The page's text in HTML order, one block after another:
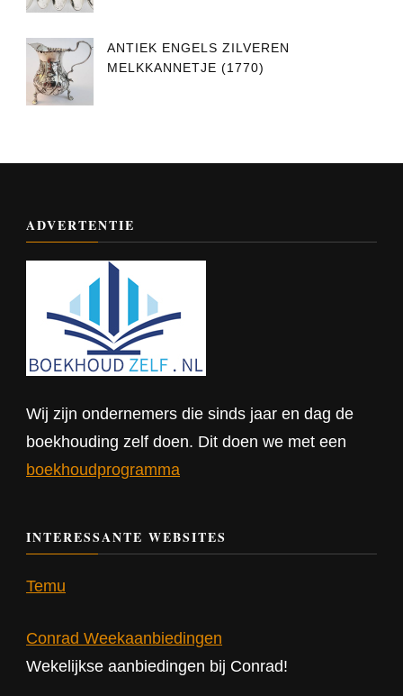
ANTIEK ENGELS ZILVEREN
MELKKANNETJE (1770)
ADVERTENTIE
Wij zijn ondernemers die sinds jaar en dag de
boekhouding zelf doen. Dit doen we met een
boekhoudprogramma
INTERESSANTE WEBSITES
Temu
Conrad Weekaanbiedingen
Wekelijkse aanbiedingen bij Conrad!